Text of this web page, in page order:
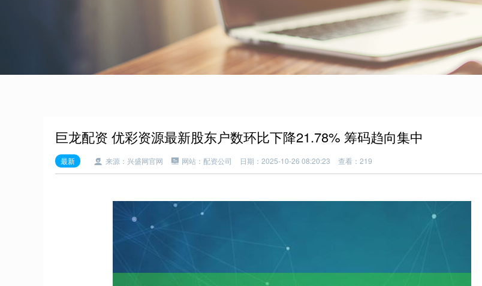
巨龙配资 优彩资源最新股东户数环比下降21.78% 筹码趋向集中
最新 来源：兴盛网官网 网站：配资公司 日期：2025-10-26 08:20:23 查看：219